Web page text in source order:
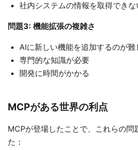
社内システムの情報を取得できな
問題3: 機能拡張の複雑さ
AIに新しい機能を追加するのが難
専門的な知識が必要
開発に時間がかかる
MCPがある世界の利点
MCPが登場したことで、これらの問
た：